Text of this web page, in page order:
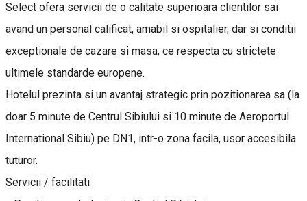
Select ofera servicii de o calitate superioara clientilor sai
avand un personal calificat, amabil si ospitalier, dar si conditii
exceptionale de cazare si masa, ce respecta cu strictete
ultimele standarde europene.
Hotelul prezinta si un avantaj strategic prin pozitionarea sa (la
doar 5 minute de Centrul Sibiului si 10 minute de Aeroportul
International Sibiu) pe DN1, intr-o zona facila, usor accesibila
tuturor.
Servicii / facilitati